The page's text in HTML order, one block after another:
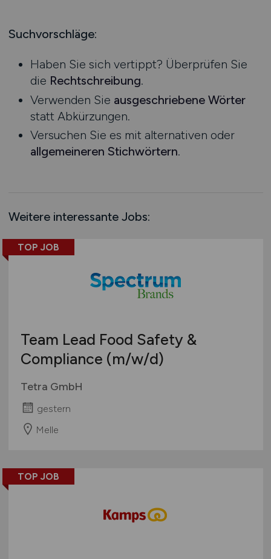
Kaffee / Tee
Konstruktion
Landwirtschaft / Agrar
Logistik / Materialwirtschaft
Management / Leitung
Marketing / PR / Werbung
Medizin
Non-Food
Öffentlicher Dienst / Verwaltung
Organisation / Verwaltung / Büro
Produktion / Herstellung
Qualitätssicherung
Spirituosen / Wein / Sekt / Bier
Süßwaren
Technik
Tiefkühlkost
Verkauf
Ausbildung / Studium
Praktikum
Mecklenburg-Vorpommern
Nordrhein-Westfalen
Rheinland-Pfalz
Saarland
Sachsen
Sachsen-Anhalt
Schleswig-Holstein
Schweiz
Europa
International
Suchvorschläge:
Haben Sie sich vertippt? Überprüfen Sie
die Rechtschreibung.
Verwenden Sie ausgeschriebene Wörter
statt Abkürzungen.
Versuchen Sie es mit alternativen oder
allgemeineren Stichwörtern.
Weitere interessante Jobs:
TOP JOB
Team Lead Food Safety &
Compliance (m/w/d)
Tetra GmbH
gestern
Melle
TOP JOB